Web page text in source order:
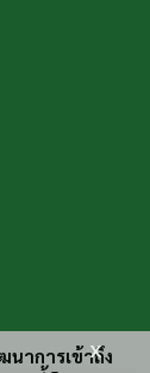
นาการเข้าถึง
x